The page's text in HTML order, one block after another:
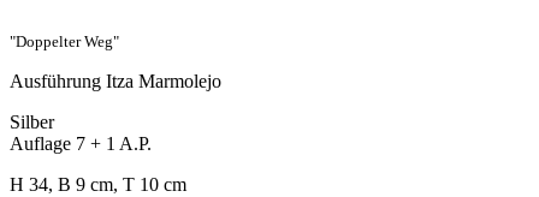
"Doppelter Weg"
Ausführung Itza Marmolejo
Silber
Auflage 7 + 1 A.P.
H 34, B 9 cm, T 10 cm